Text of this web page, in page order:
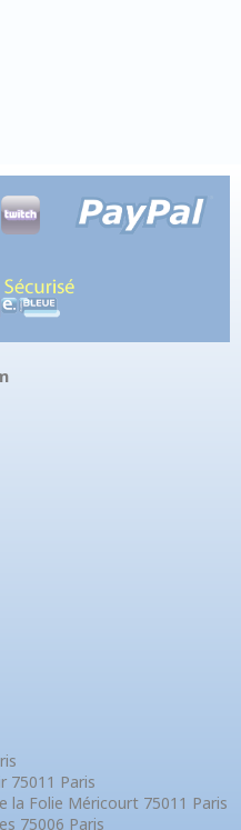
75011 Paris
la Folie Méricourt 75011 Paris
75006 Paris